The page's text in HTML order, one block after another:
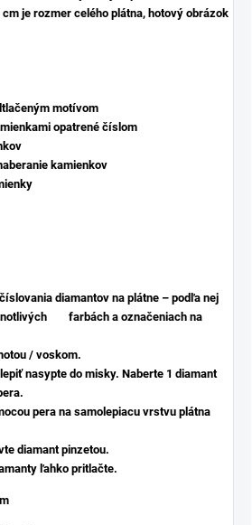
je rozmer celého plátna, hotový obrázok
motívom
opatrené číslom
kamienkov
diamantov na plátne – podľa nej
farbách a označeniach na
/ voskom.
nasypte do misky. Naberte 1 diamant
pera na samolepiacu vrstvu plátna
diamant pinzetou.
ľahko pritlačte.